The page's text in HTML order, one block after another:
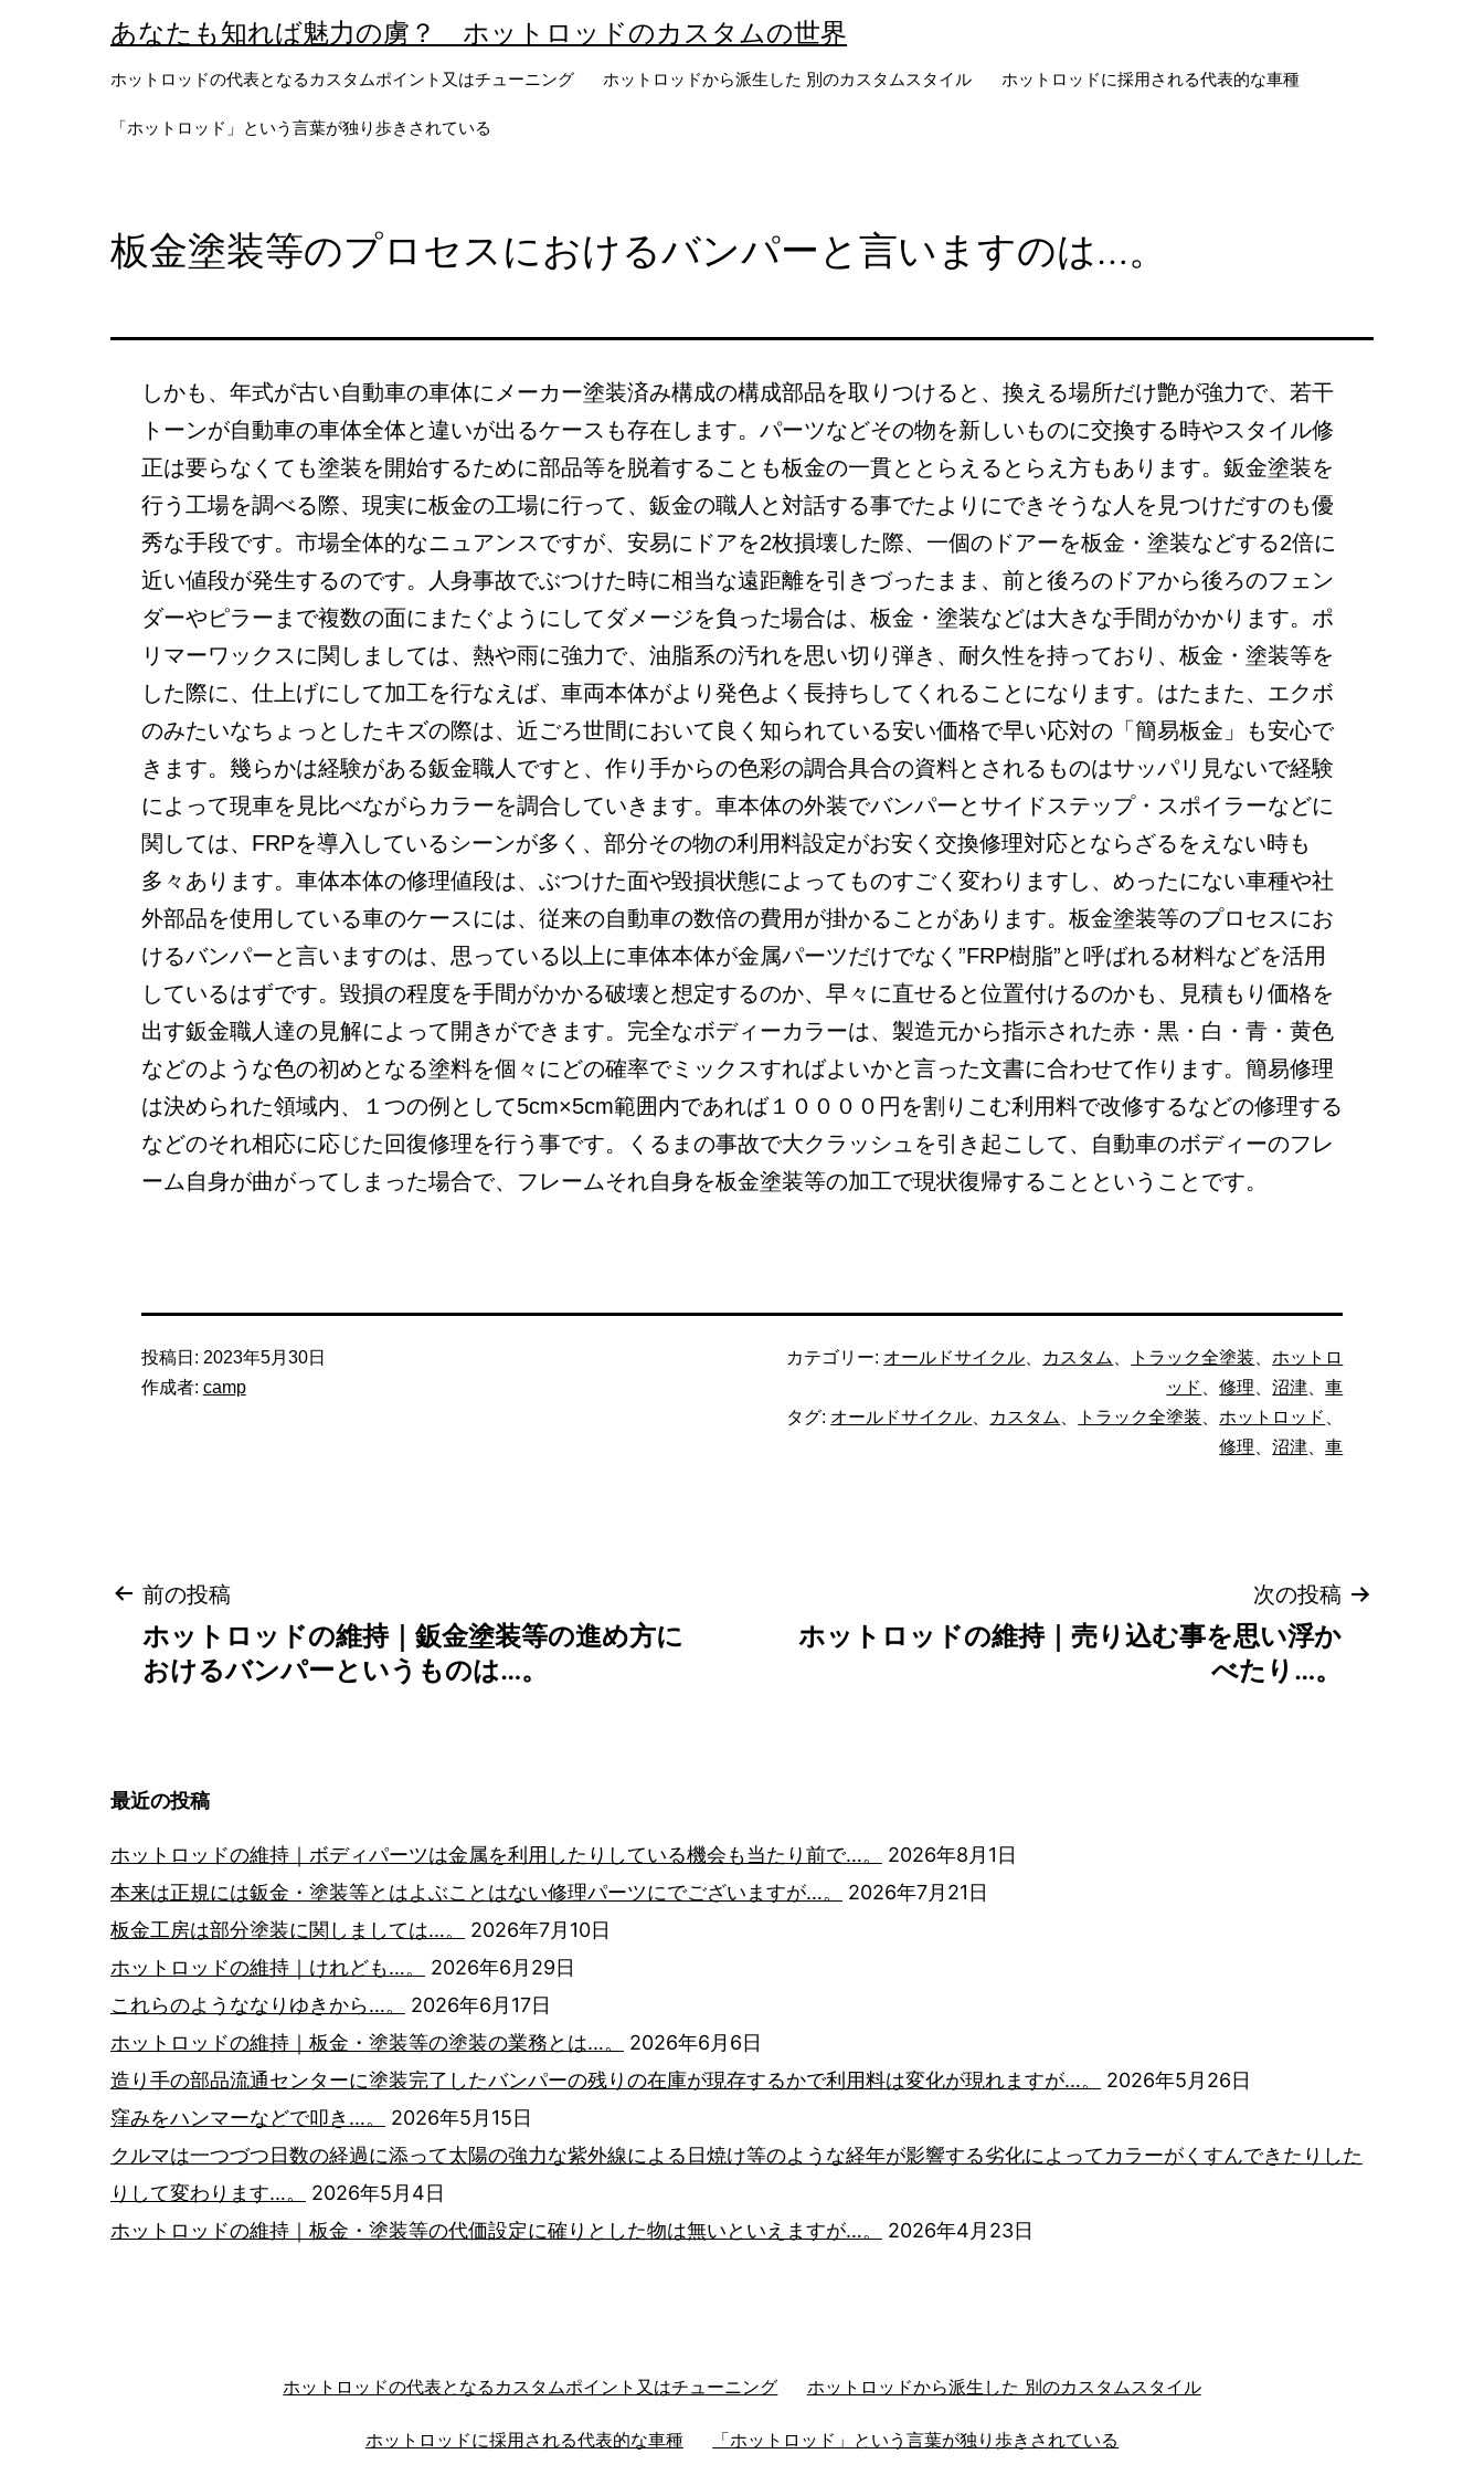
あなたも知れば魅力の虜？ ホットロッドのカスタムの世界
ホットロッドの代表となるカスタムポイント又はチューニング ホットロッドから派生した 別のカスタムスタイル ホットロッドに採用される代表的な車種
「ホットロッド」という言葉が独り歩きされている
板金塗装等のプロセスにおけるバンパーと言いますのは…。
しかも、年式が古い自動車の車体にメーカー塗装済み構成の構成部品を取りつけると、換える場所だけ艶が強力で、若干
トーンが自動車の車体全体と違いが出るケースも存在します。パーツなどその物を新しいものに交換する時やスタイル修
正は要らなくても塗装を開始するために部品等を脱着することも板金の一貫ととらえるとらえ方もあります。鈑金塗装を
行う工場を調べる際、現実に板金の工場に行って、鈑金の職人と対話する事でたよりにできそうな人を見つけだすのも優
秀な手段です。市場全体的なニュアンスですが、安易にドアを2枚損壊した際、一個のドアーを板金・塗装などする2倍に
近い値段が発生するのです。人身事故でぶつけた時に相当な遠距離を引きづったまま、前と後ろのドアから後ろのフェン
ダーやピラーまで複数の面にまたぐようにしてダメージを負った場合は、板金・塗装などは大きな手間がかかります。ポ
リマーワックスに関しましては、熱や雨に強力で、油脂系の汚れを思い切り弾き、耐久性を持っており、板金・塗装等を
した際に、仕上げにして加工を行なえば、車両本体がより発色よく長持ちしてくれることになります。はたまた、エクボ
のみたいなちょっとしたキズの際は、近ごろ世間において良く知られている安い価格で早い応対の「簡易板金」も安心で
きます。幾らかは経験がある鈑金職人ですと、作り手からの色彩の調合具合の資料とされるものはサッパリ見ないで経験
によって現車を見比べながらカラーを調合していきます。車本体の外装でバンパーとサイドステップ・スポイラーなどに
関しては、FRPを導入しているシーンが多く、部分その物の利用料設定がお安く交換修理対応とならざるをえない時も
多々あります。車体本体の修理値段は、ぶつけた面や毀損状態によってものすごく変わりますし、めったにない車種や社
外部品を使用している車のケースには、従来の自動車の数倍の費用が掛かることがあります。板金塗装等のプロセスにお
けるバンパーと言いますのは、思っている以上に車体本体が金属パーツだけでなく”FRP樹脂”と呼ばれる材料などを活用
しているはずです。毀損の程度を手間がかかる破壊と想定するのか、早々に直せると位置付けるのかも、見積もり価格を
出す鈑金職人達の見解によって開きができます。完全なボディーカラーは、製造元から指示された赤・黒・白・青・黄色
などのような色の初めとなる塗料を個々にどの確率でミックスすればよいかと言った文書に合わせて作ります。簡易修理
は決められた領域内、１つの例として5cm×5cm範囲内であれば１００００円を割りこむ利用料で改修するなどの修理する
などのそれ相応に応じた回復修理を行う事です。くるまの事故で大クラッシュを引き起こして、自動車のボディーのフレ
ーム自身が曲がってしまった場合で、フレームそれ自身を板金塗装等の加工で現状復帰することということです。
投稿日: 2023年5月30日
作成者: camp
カテゴリー: オールドサイクル カスタム トラック全塗装
ホットロ
ッド
、修理 、沼津 、車
タグ: オールドサイクル カスタム トラック全塗装 ホットロッド
修理 、沼津 、車
投
稿
ー
シ
ョ
ン
前の投稿
ホットロッドの維持｜鈑金塗装等の進め方に
おけるバンパーというものは…。
次の投稿
ホットロッドの維持｜売り込む事を思い浮か
べたり…。
最近の投稿
ホットロッドの維持｜ボディパーツは金属を利用したりしている機会も当たり前で…。
2026年8月1日
本来は正規には鈑金・塗装等とはよぶことはない修理パーツにでございますが…。
2026年7月21日
板金工房は部分塗装に関しましては…。
2026年7月10日
ホットロッドの維持｜けれども…。
2026年6月29日
これらのようななりゆきから…。
2026年6月17日
ホットロッドの維持｜板金・塗装等の塗装の業務とは…。
2026年6月6日
造り手の部品流通センターに塗装完了したバンパーの残りの在庫が現存するかで利用料は変化が現れますが…。
2026年5月26日
窪みをハンマーなどで叩き…。
2026年5月15日
クルマは一つづつ日数の経過に添って太陽の強力な紫外線による日焼け等のような経年が影響する劣化によってカラーがくすんできたりした
りして変わります…。
2026年5月4日
ホットロッドの維持｜板金・塗装等の代価設定に確りとした物は無いといえますが…。
2026年4月23日
ホットロッドの代表となるカスタムポイント又はチューニング ホットロッドから派生した 別のカスタムスタイル
ホットロッドに採用される代表的な車種 「ホットロッド」という言葉が独り歩きされている